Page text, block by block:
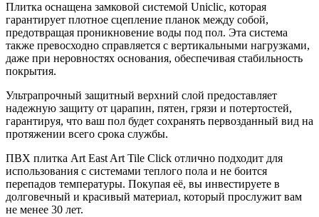
Плитка оснащена замковой системой Uniclic, которая
гарантирует плотное сцепление планок между собой,
предотвращая проникновение воды под пол. Эта система
также превосходно справляется с вертикальными нагрузками,
даже при неровностях основания, обеспечивая стабильность
покрытия.
Ультрапрочный защитный верхний слой предоставляет
надежную защиту от царапин, пятен, грязи и потертостей,
гарантируя, что ваш пол будет сохранять первозданный вид на
протяжении всего срока службы.
ПВХ плитка Art East Art Tile Click отлично подходит для
использования с системами теплого пола и не боится
перепадов температуры. Покупая её, вы инвестируете в
долговечный и красивый материал, который прослужит вам
не менее 30 лет.